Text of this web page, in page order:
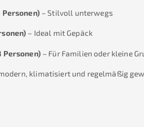
Personen) – Stilvoll unterwegs
– Ideal mit Gepäck
Personen) – Für Familien oder kleine
klimatisiert und regelmäßig